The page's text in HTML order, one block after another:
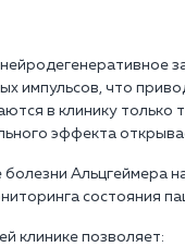
импульсов, что
в клинику только
эффекта
болезни Альцгеймера
состояния
клинике позволяет: